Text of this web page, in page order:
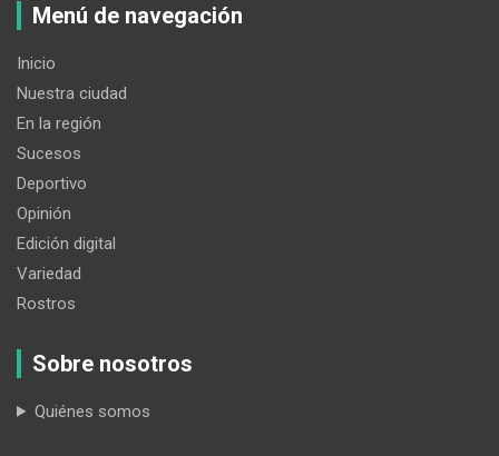
Menú de navegación
Inicio
Nuestra ciudad
En la región
Sucesos
Deportivo
Opinión
Edición digital
Variedad
Rostros
Sobre nosotros
Quiénes somos